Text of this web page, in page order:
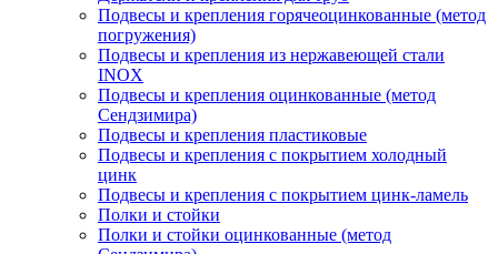
Подвесы и крепления горячеоцинкованные (метод
погружения)
Подвесы и крепления из нержавеющей стали
INOX
Подвесы и крепления оцинкованные (метод
Сендзимира)
Подвесы и крепления пластиковые
Подвесы и крепления с покрытием холодный
цинк
Подвесы и крепления с покрытием цинк-ламель
Полки и стойки
Полки и стойки оцинкованные (метод